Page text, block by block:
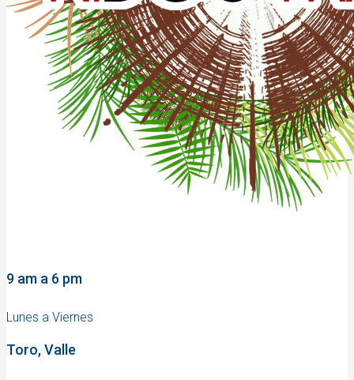
9 am a 6 pm
Lunes a Viernes
Toro, Valle